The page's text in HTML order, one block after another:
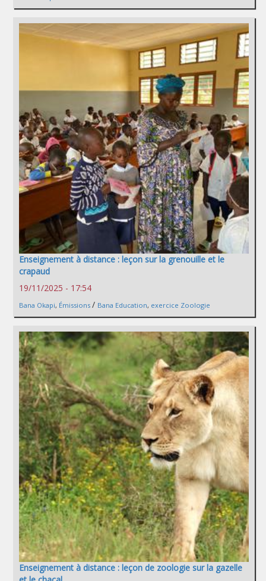
Enseignement à distance : leçon sur la grenouille et le
crapaud
19/11/2025 - 17:54
Bana Okapi, Émissions / Bana Education, exercice Zoologie
Enseignement à distance : leçon de zoologie sur la gazelle